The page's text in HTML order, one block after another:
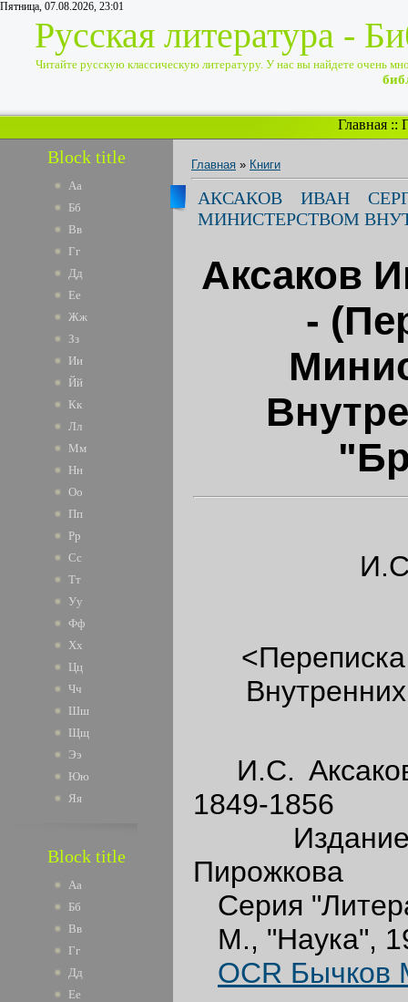
Пятница, 07.08.2026, 23:01
Русская литература -
Читайте русскую классическую литературу. У нас вы найдете очень
Главная ::
Block title
Аа
Бб
Вв
Гг
Дд
Ее
Жж
Зз
Ии
Йй
Кк
Лл
Мм
Нн
Оо
Пп
Рр
Сс
Тт
Уу
Фф
Хх
Цц
Чч
Шш
Щщ
Ээ
Юю
Яя
Block title
Аа
Бб
Вв
Гг
Дд
Ее
Главная » Книги
АКСАКОВ ИВАН
МИНИСТЕРСТВОМ
Аксаков
-
И.С.
1849-1856
Издание
Пирожкова
Серия
М., "Наука",
OCR Бычков